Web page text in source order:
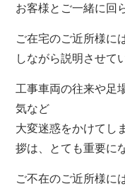
お客様とご一緒に回
ご在宅のご近所様に
しながら説明させて
工事車両の往来や足
気など
大変迷惑をかけてし
拶は、とても重要に
ご不在のご近所様に